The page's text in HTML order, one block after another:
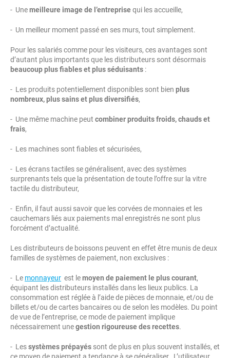
- Unemeilleure image de l’entreprisequi les accueille,
- Un meilleur moment passé en ses murs, tout simplement.
Pour les salariés comme pour les visiteurs, ces avantages sont
d’autant plus importants que les distributeurs sont désormais
beaucoup plus fiables et plus séduisants :
- Les produits potentiellement disponibles sont bien plus
nombreux, plus sains et plus diversifiés,
- Une même machine peut combiner produits froids, chauds et
frais,
- Les machines sont fiables et sécurisées,
- Les écrans tactiles se généralisent, avec des systèmes
surprenants tels que la présentation de toute l’offre sur la vitre
tactile du distributeur,
- Enfin, il faut aussi savoir que les corvées de monnaies et les
cauchemars liés aux paiements mal enregistrés ne sont plus
forcément d’actualité.
Les distributeurs de boissons peuvent en effet être munis de deux
familles de systèmes de paiement, non exclusives :
- Le monnayeur est lemoyen de paiement le plus courant,
équipant les distributeurs installés dans les lieux publics. La
consommation est réglée à l’aide de pièces de monnaie, et/ou de
billets et/ou de cartes bancaires ou de selon les modèles. Du point
de vue de l’entreprise, ce mode de paiement implique
nécessairement unegestion rigoureuse des recettes.
- Lessystèmes prépayés sont de plus en plus souvent installés, et